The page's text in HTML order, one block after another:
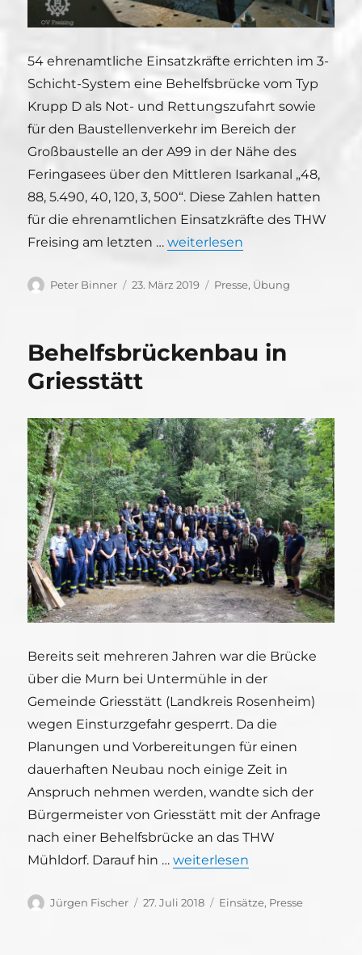
54 ehrenamtliche Einsatzkräfte errichten im 3-
Schicht-System eine Behelfsbrücke vom Typ
Krupp D als Not- und Rettungszufahrt sowie
für den Baustellenverkehr im Bereich der
Großbaustelle an der A99 in der Nähe des
Feringasees über den Mittleren Isarkanal „48,
88, 5.490, 40, 120, 3, 500“. Diese Zahlen hatten
für die ehrenamtlichen Einsatzkräfte des THW
Freising am letzten …„D-Brückenbau in Aschheim“
weiterlesen
Autor
Peter Binner
Veröffentlicht
23. März 2019 Kategorien
Presse, Übung
Behelfsbrückenbau in
Griesstätt
Bereits seit mehreren Jahren war die Brücke
über die Murn bei Untermühle in der
Gemeinde Griesstätt (Landkreis Rosenheim)
wegen Einsturzgefahr gesperrt. Da die
Planungen und Vorbereitungen für einen
dauerhaften Neubau noch einige Zeit in
Anspruch nehmen werden, wandte sich der
Bürgermeister von Griesstätt mit der Anfrage
nach einer Behelfsbrücke an das THW
Mühldorf. Darauf hin …„Behelfsbrückenbau in
weiterlesen
Autor
Jürgen Fischer
Veröffentlicht
27. Juli 2018 Kategorien
Einsätze, Presse